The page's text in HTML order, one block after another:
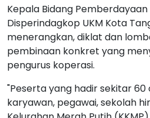
Kepala Bidang
Disperindagkop UKM Kota
menerangkan, diklat dan
pembinaan konkret yang
pengurus koperasi.
"Peserta yang hadir sekitar
karyawan, pegawai, sekolah